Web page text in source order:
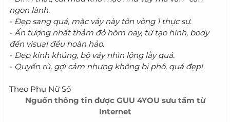
ngon lành.
- Đẹp sang quá, mặc váy này tôn vòng 1 thực sự.
- Ấn tượng nhất thảm đỏ hôm nay, từ tạo hình, body
đến visual đều hoàn hảo.
- Đẹp kinh khủng, bộ váy nhìn lộng lẫy quá.
- Quyến rũ, gợi cảm nhưng không bị phô, quá đẹp!
Theo Phụ Nữ Số
Nguồn thông tin được GUU 4YOU sưu tầm từ
Internet